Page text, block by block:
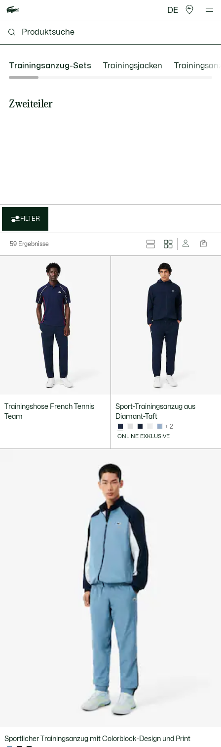
DE
Trainingsanzug-Sets Trainingsjacken
Zweiteiler
FILTER
59 Ergebnisse
Trainingshose French Tennis
Team
Sport-Trainingsanzug aus
Diamant-Taft
+ 2
ONLINE EXKLUSIVE
Sportlicher Trainingsanzug mit Colorblock-Design und Print